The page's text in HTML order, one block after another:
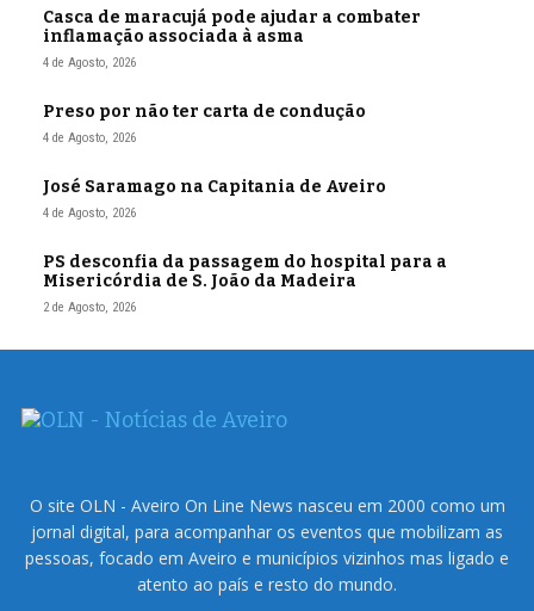
Casca de maracujá pode ajudar a combater
inflamação associada à asma
4 de Agosto, 2026
Preso por não ter carta de condução
4 de Agosto, 2026
José Saramago na Capitania de Aveiro
4 de Agosto, 2026
PS desconfia da passagem do hospital para a
Misericórdia de S. João da Madeira
2 de Agosto, 2026
O site OLN - Aveiro On Line News nasceu em 2000 como um
jornal digital, para acompanhar os eventos que mobilizam as
pessoas, focado em Aveiro e municípios vizinhos mas ligado e
atento ao país e resto do mundo.